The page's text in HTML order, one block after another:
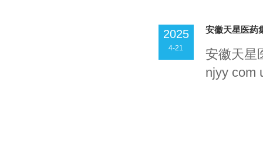
2025
4-21
安徽天星医药
安徽天星
njyy com